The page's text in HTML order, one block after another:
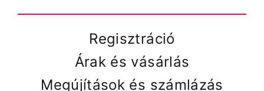
Regisztráció
Árak és vásárlás
Megújítások és számlázás